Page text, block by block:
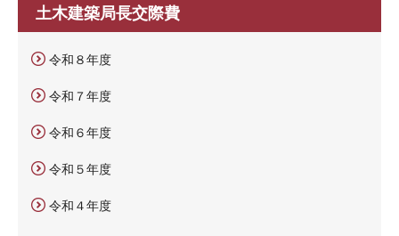
土木建築局長交際費
令和８年度
令和７年度
令和６年度
令和５年度
令和４年度